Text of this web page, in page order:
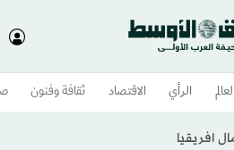
العالم الرأي الاقتصاد ثقافة وفنون
افريقيا